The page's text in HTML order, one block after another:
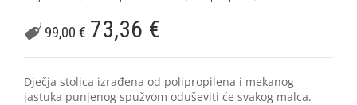
99,00€ 73,36 €
Dječja stolica izrađena od polipropilena i mekanog
jastuka punjenog spužvom oduševiti će svakog malca.